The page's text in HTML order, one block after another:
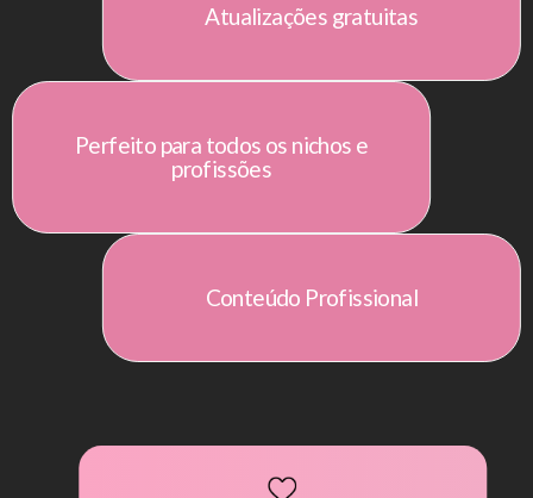
Atualizações gratuitas
Perfeito para todos os nichos e
profissões
Conteúdo Profissional